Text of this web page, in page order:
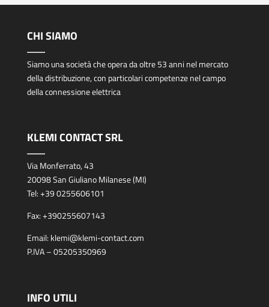
CHI SIAMO
Siamo una società che opera da oltre 53 anni nel mercato
della distribuzione, con particolari competenze nel campo
della connessione elettrica
KLEMI CONTACT SRL
Via Monferrato, 43
20098 San Giuliano Milanese (MI)
Tel:+39 0255606101
Fax:+390255607143
Email: klemi@klemi-contact.com
P.IVA – 05205350969
INFO UTILI